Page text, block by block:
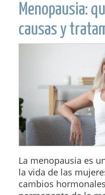
Menopausia:
causas y
La menopausia es
la vida de las
cambios